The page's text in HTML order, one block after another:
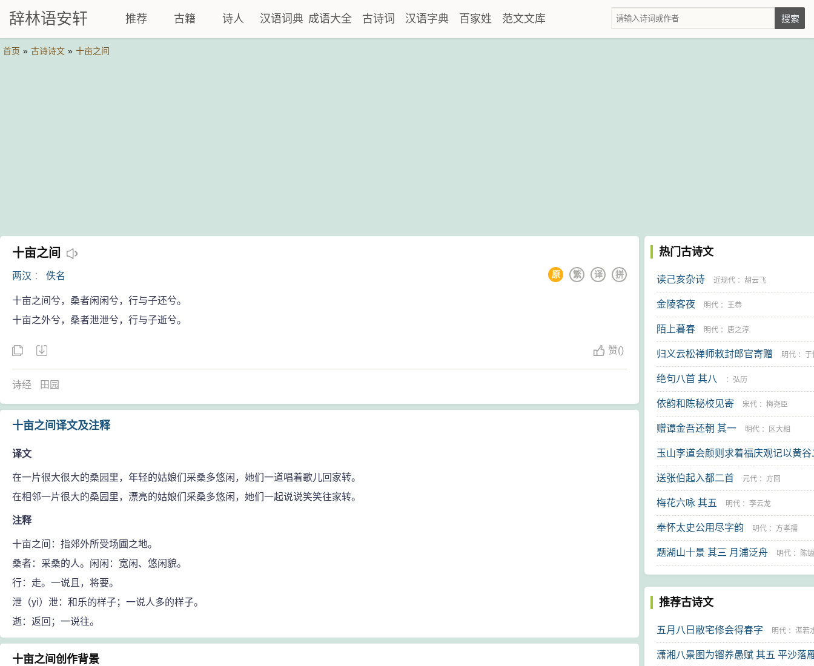
辞林语安轩 推荐 古籍 诗人 汉语词典 成语大全 古诗词 汉语字典 百家姓 范文文库
首页 » 古诗诗文 » 十亩之间
十亩之间
两汉 ： 佚名 拼
译
繁
原
十亩之间兮，桑者闲闲兮，行与子还兮。
十亩之外兮，桑者泄泄兮，行与子逝兮。
赞()
诗经 田园
十亩之间译文及注释
译文
在一片很大很大的桑园里，年轻的姑娘们采桑多悠闲，她们一道唱着歌儿回家转。
在相邻一片很大的桑园里，漂亮的姑娘们采桑多悠闲，她们一起说说笑笑往家转。
注释
十亩之间：指郊外所受场圃之地。
桑者：采桑的人。闲闲：宽闲、悠闲貌。
行：走。一说且，将要。
泄（yì）泄：和乐的样子；一说人多的样子。
逝：返回；一说往。
十亩之间创作背景
热门古诗文
读己亥杂诗 近现代 ： 胡云飞
金陵客夜 明代 ： 王恭
陌上暮春 明代 ： 唐之淳
归义云松禅师敕封郎官寄赠 明代 ： 于
绝句八首 其八 ： 弘历
依韵和陈秘校见寄 宋代 ： 梅尧臣
赠谭金吾还朝 其一 明代 ： 区大相
玉山李道会颜则求着福庆观记以黄谷
六咏见示用韵以寄 其三 明代：
送张伯起入都二首 元代 ： 方回
梅花六咏 其五 明代 ： 李云龙
奉怀太史公用尽字韵 明代 ： 方孝孺
题湖山十景 其三 月浦泛舟 明代 ： 陈镒
推荐古诗文
五月八日敝宅修会得春字 明代 ： 湛若
潇湘八景图为镏养愚赋 其五 平沙落